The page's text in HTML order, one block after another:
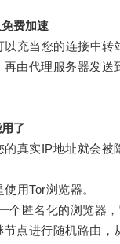
费加速
充当您的连接中转
再由代理服务器发送
了
真实IP地址就会被
用Tor浏览器。
匿名化的浏览器，
节点进行随机路由，